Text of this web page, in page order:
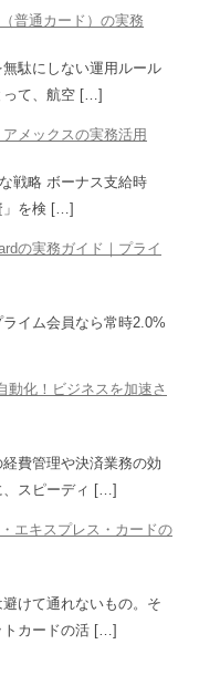
普通カード）の実務
駄にしない運用ルール
って、航空 […]
メックスの実務活用
戦略 ボーナス支給時
」を検 […]
の実務ガイド｜プライ
イム会員なら常時2.0%
動化！ビジネスを加速さ
費管理や決済業務の効
、スピーディ […]
エキスプレス・カードの
けて通れないもの。そ
トカードの活 […]